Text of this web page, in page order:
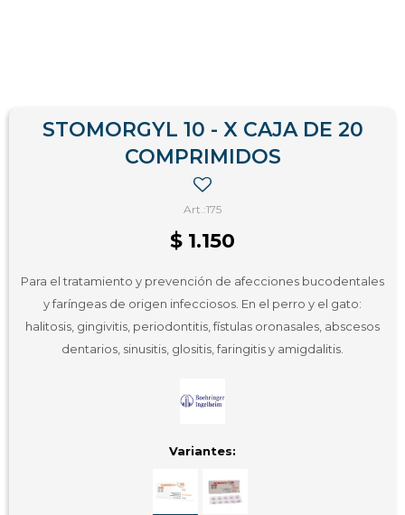
STOMORGYL 10 - X CAJA DE 20
COMPRIMIDOS
175
$ 1.150
Para el tratamiento y prevención de afecciones bucodentales
y faríngeas de origen infecciosos. En el perro y el gato:
halitosis, gingivitis, periodontitis, fístulas oronasales, abscesos
dentarios, sinusitis, glositis, faringitis y amigdalitis.
Variantes: